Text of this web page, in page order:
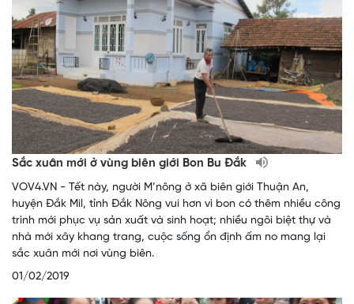
Sắc xuân mới ở vùng biên giới Bon Bu Đắk
VOV4.VN - Tết này, người M’nông ở xã biên giới Thuận An,
huyện Đắk Mil, tỉnh Đắk Nông vui hơn vì bon có thêm nhiều công
trình mới phục vụ sản xuất và sinh hoạt; nhiều ngôi biệt thự và
nhà mới xây khang trang, cuộc sống ổn định ấm no mang lại
sắc xuân mới nơi vùng biên.
01/02/2019